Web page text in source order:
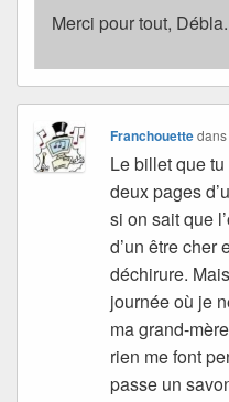
Merci pour tout, Débla.
Franchouette
Le billet que
deux pages
si on sait que
d’un être cher
déchirure.
journée où je
ma grand-
rien me font
passe un